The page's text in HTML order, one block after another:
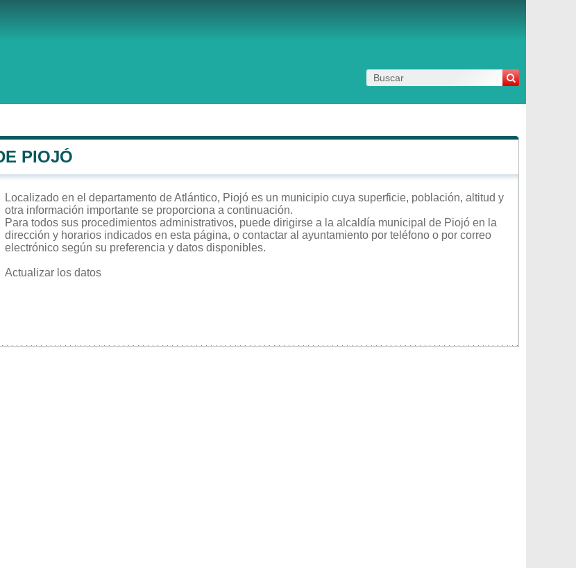
PIOJÓ
Localizado en el departamento de Atlántico, Piojó es un municipio cuya superficie, población, altitud y
otra información importante se proporciona a continuación.
Para todos sus procedimientos administrativos, puede dirigirse a la alcaldía municipal de Piojó en la
dirección y horarios indicados en esta página, o contactar al ayuntamiento por teléfono o por correo
electrónico según su preferencia y datos disponibles.
Actualizar los datos